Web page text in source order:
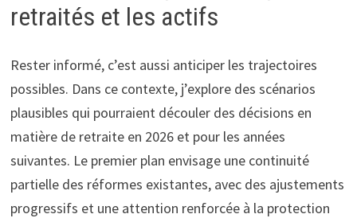
retraités et les actifs
Rester informé, c’est aussi anticiper les trajectoires
possibles. Dans ce contexte, j’explore des scénarios
plausibles qui pourraient découler des décisions en
matière de retraite en 2026 et pour les années
suivantes. Le premier plan envisage une continuité
partielle des réformes existantes, avec des ajustements
progressifs et une attention renforcée à la protection